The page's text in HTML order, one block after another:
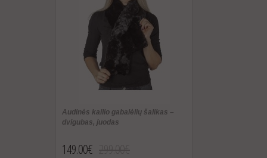
Audinės kailio gabalėlių šalikas –
dvigubas, juodas
149.00€